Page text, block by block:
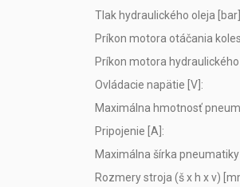
Tlak hydraulického oleja [bar]
Príkon motora otáčania
Príkon motora
Ovládacie napätie [V] :
Maximálna hmotnosť
Pripojenie [A] :
Maximálna šírka pneumatiky
Rozmery stroja (š x h x v)